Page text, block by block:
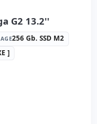
G2 13.2''
256 Gb. SSD M2
]
2.8 GHz.